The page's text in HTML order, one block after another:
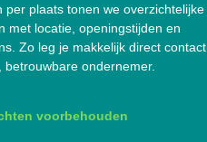
per plaats tonen we overzichtelijke
met locatie, openingstijden en
Zo leg je makkelijk direct contact
betrouwbare ondernemer.
voorbehouden